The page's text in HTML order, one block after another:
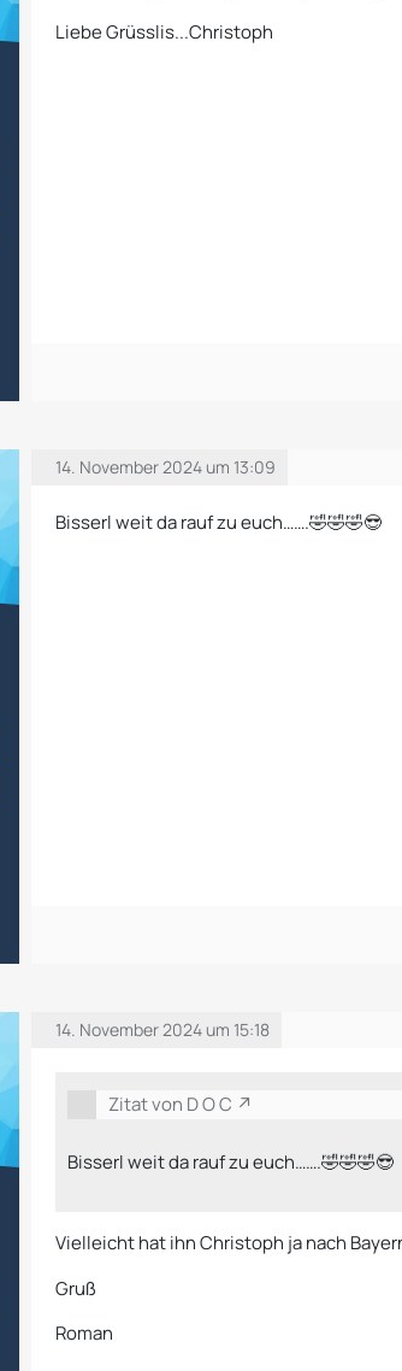
Liebe Grüsslis...Christoph
14. November 2024 um 13:09
Bisserl weit da rauf zu euch…….🤣🤣🤣😎
14. November 2024 um 15:18
Zitat von D O C
Bisserl weit da rauf zu euch…….🤣🤣🤣😎
Vielleicht hat ihn Christoph ja nach
Gruß
Roman